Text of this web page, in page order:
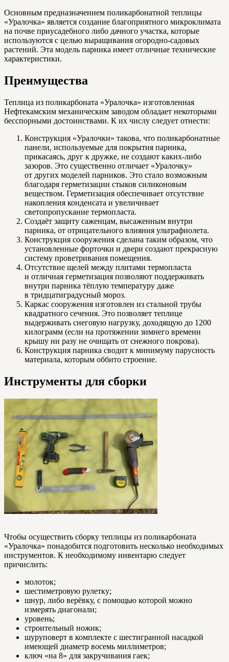
Основным предназначением поликарбонатной теплицы
«Уралочка» является создание благоприятного микроклимата
на почве приусадебного либо дачного участка, которые
используются с целью выращивания огородно-садовых
растений. Эта модель парника имеет отличные технические
характеристики.
Преимущества
Теплица из поликарбоната «Уралочка» изготовленная
Нефтекамским механическим заводом обладает некоторыми
бесспорными достоинствами. К их числу следует отнести:
Конструкция «Уралочки» такова, что поликарбонатные
панели, используемые для покрытия парника,
прикасаясь, друг к дружке, не создают каких-либо
зазоров. Это существенно отличает «Уралочку»
от других моделей парников. Это стало возможным
благодаря герметизации стыков силиконовым
веществом. Герметизация обеспечивает отсутствие
накопления конденсата и увеличивает
светопропускание термопласта.
Создаёт защиту саженцам, высаженным внутри
парника, от отрицательного влияния ультрафиолета.
Конструкция сооружения сделана таким образом, что
установленные форточки и двери создают прекрасную
систему проветривания помещения.
Отсутствие щелей между плитами термопласта
и отличная герметизация позволяют поддерживать
внутри парника тёплую температуру даже
в тридцатиградусный мороз.
Каркас сооружения изготовлен из стальной трубы
квадратного сечения. Это позволяет теплице
выдерживать снеговую нагрузку, доходящую до 1200
килограмм (если на протяжении зимнего времени
крышу ни разу не очищать от снежного покрова).
Конструкция парника сводит к минимуму парусность
материала, которым оббито строение.
Инструменты для сборки
Чтобы осуществить сборку теплицы из поликарбоната
«Уралочка» понадобится подготовить несколько необходимых
инструментов. К необходимому инвентарю следует
причислить:
молоток;
шестиметровую рулетку;
шнур, либо верёвку, с помощью которой можно
измерять диагонали;
уровень;
строительный ножик;
шуруповерт в комплекте с шестигранной насадкой
имеющей диаметр восемь миллиметров;
ключ «на 8» для закручивания гаек;